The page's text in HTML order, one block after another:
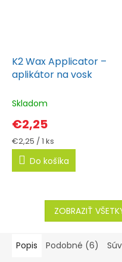
K2 Wax Applicator –
aplikátor na vosk
Skladom
€2,25
Jednotková
cena:
€2,25 / 1 ks
Do košíka
ZOBRAZIŤ
Popis Podobné (6)